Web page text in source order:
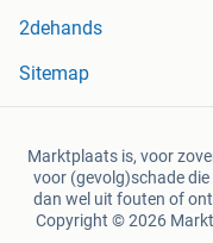
2dehands
Sitemap
Marktplaats is, voor
voor (gevolg)schade
dan wel uit fouten of
Copyright © 2026